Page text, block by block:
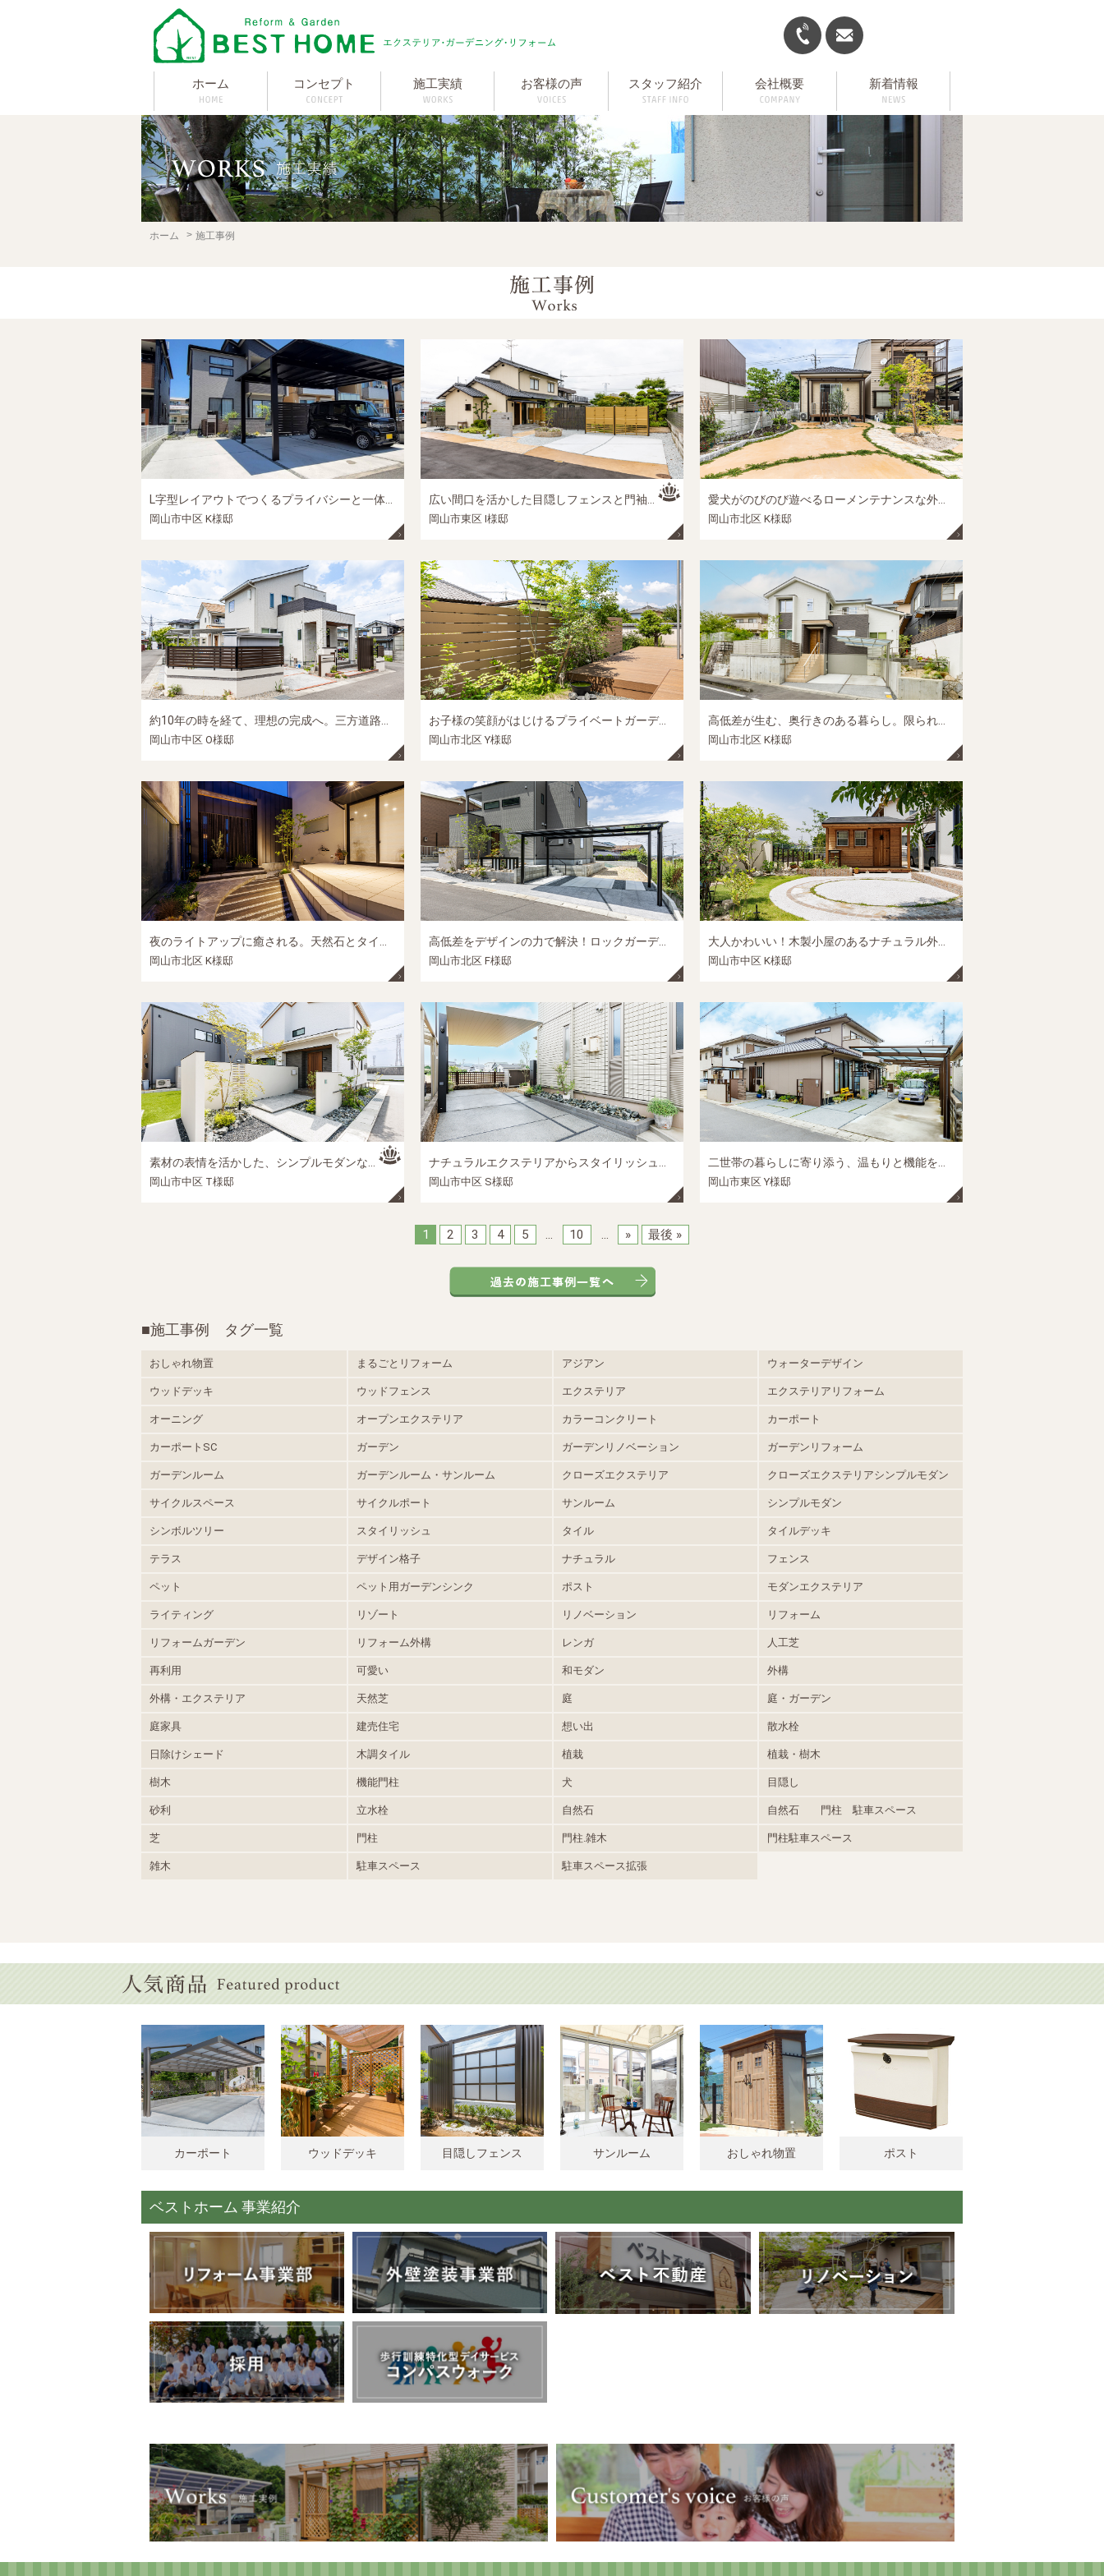
ホーム コンセプト 施工実績 お客様の声 スタッフ紹介 会社概要 新着情報
ホーム 施工事例
岡山市中区 K様邸
広い間口を活かした目隠しフェンスと門袖デザイン│岡山市東区の外構リフォーム施工事例
岡山市東区 I様邸 岡山市北区 K様邸
岡山市中区 O様邸
お子様の笑顔がはじけるプライベートガーデン。家族の時間を優しく包む、ウッドデッキと目隠しフェンスのおこもり庭│岡山市北区の新築外構施工事例
岡山市北区 Y様邸 岡山市北区 K様邸
岡山市北区 K様邸
高低差をデザインの力で解決！ロックガーデンと植栽が映える、開放感あふれるアプローチ｜岡山市北区の新築外構施工事例
岡山市北区 F様邸 岡山市中区 K様邸
素材の表情を活かした、シンプルモダンな外構｜岡山市中区の新築外構施工事例
岡山市中区 T様邸 岡山市中区 S様邸 岡山市東区 Y様邸
1 2 3 4 5 ... 10 ... » 最後 »
■施工事例 タグ一覧
おしゃれ物置 まるごとリフォーム アジアン ウォーターデザイン
ウッドデッキ ウッドフェンス エクステリア エクステリアリフォーム
オーニング オープンエクステリア カラーコンクリート カーポート
カーポートSC ガーデン ガーデンリノベーション ガーデンリフォーム
ガーデンルーム ガーデンルーム・サンルーム クローズエクステリア クローズエクステリアシンプルモダン
サイクルスペース サイクルポート サンルーム シンプルモダン
シンボルツリー スタイリッシュ タイル タイルデッキ
テラス デザイン格子 ナチュラル フェンス
ペット ペット用ガーデンシンク ポスト モダンエクステリア
ライティング リゾート リノベーション リフォーム
リフォームガーデン リフォーム外構 レンガ 人工芝
再利用 可愛い 和モダン 外構
外構・エクステリア 天然芝 庭 庭・ガーデン
庭家具 建売住宅 想い出 散水栓
日除けシェード 木調タイル 植栽 植栽・樹木
樹木 機能門柱 犬 目隠し
砂利 立水栓 自然石 自然石 門柱 駐車スペース
芝 門柱 門柱.雑木 門柱駐車スペース
雑木 駐車スペース 駐車スペース拡張
カーポート ウッドデッキ 目隠しフェンス サンルーム おしゃれ物置 ポスト
ベストホーム 事業紹介